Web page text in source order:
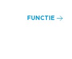
FUNCTIE